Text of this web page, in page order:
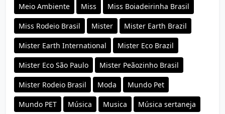
Meio Ambiente Miss Miss Boiadeirinha Brasil
Miss Rodeio Brasil Mister Mister Earth Brazil
Mister Earth International Mister Eco Brazil
Mister Eco São Paulo Mister Peãozinho Brasil
Mister Rodeio Brasil Moda Mundo Pet
Mundo PET Música Musica Música sertaneja